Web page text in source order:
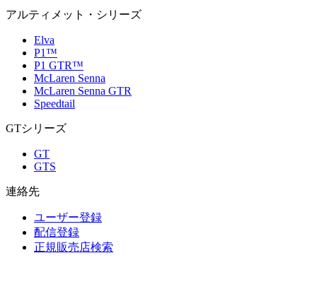
アルティメット・シリーズ
Elva
P1™
P1 GTR™
McLaren Senna
McLaren Senna GTR
Speedtail
GTシリーズ
GT
GTS
連絡先
ユーザー登録
配信登録
正規販売店検索